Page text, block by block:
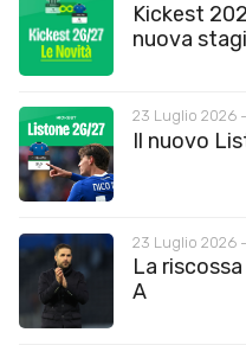
Kickest
nuova
23 Luglio 2026
Il nuovo
23 Luglio 2026
La
A